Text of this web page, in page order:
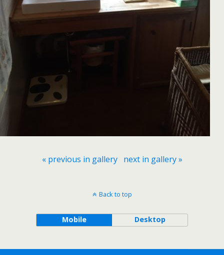
« previous in gallery next in gallery »
Back to top
Mobile Desktop